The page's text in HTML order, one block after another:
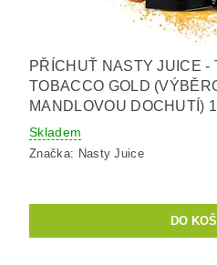
PŘÍCHUŤ NASTY JUICE -
TOBACCO GOLD
MANDLOVOU DOCHUTÍ)
Skladem
Značka: Nasty Juice